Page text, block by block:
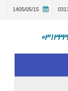
1405/05/15